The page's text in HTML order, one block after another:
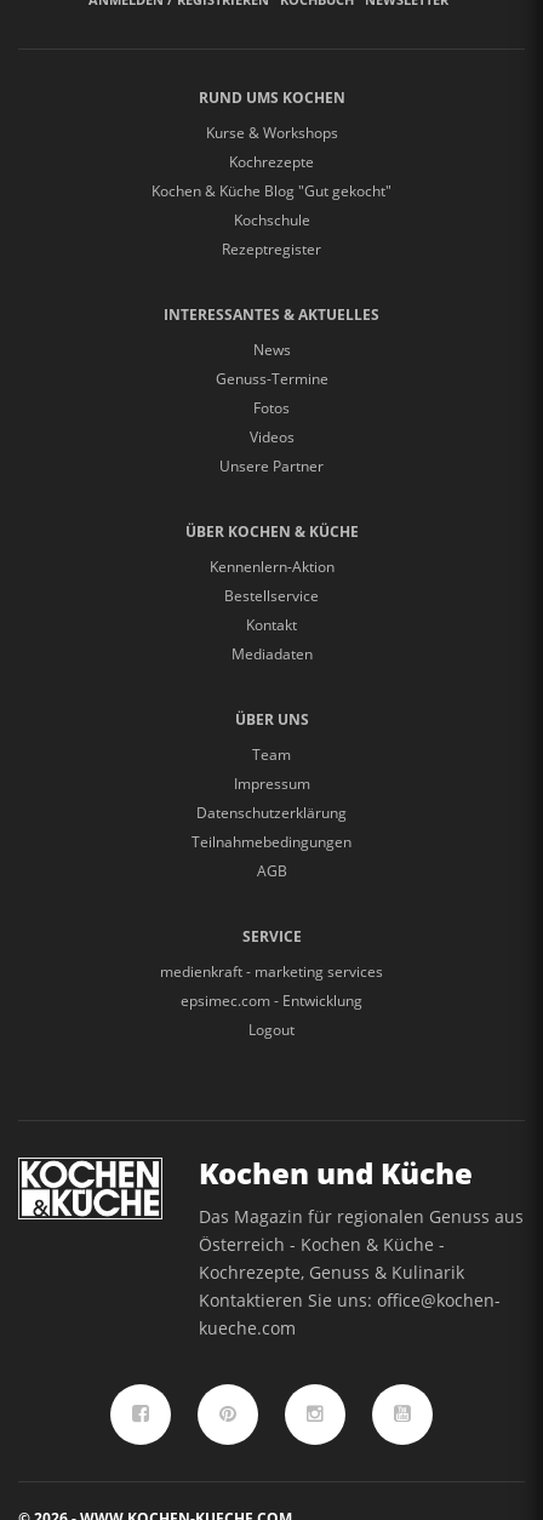
RUND UMS KOCHEN
Kurse & Workshops
Kochrezepte
Kochen & Küche Blog "Gut gekocht"
Kochschule
Rezeptregister
INTERESSANTES & AKTUELLES
News
Genuss-Termine
Fotos
Videos
Unsere Partner
ÜBER KOCHEN & KÜCHE
Kennenlern-Aktion
Bestellservice
Kontakt
Mediadaten
ÜBER UNS
Team
Impressum
Datenschutzerklärung
Teilnahmebedingungen
AGB
SERVICE
medienkraft - marketing services
epsimec.com - Entwicklung
Logout
Kochen und Küche
Das Magazin für regionalen Genuss aus
Österreich - Kochen & Küche -
Kochrezepte, Genuss & Kulinarik
Kontaktieren Sie uns:office@kochen-
kueche.com